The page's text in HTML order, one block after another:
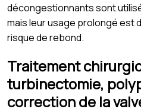
décongestionnants sont
mais leur usage prolongé est
risque de rebond.
Traitement
turbinectomie,
correction de la